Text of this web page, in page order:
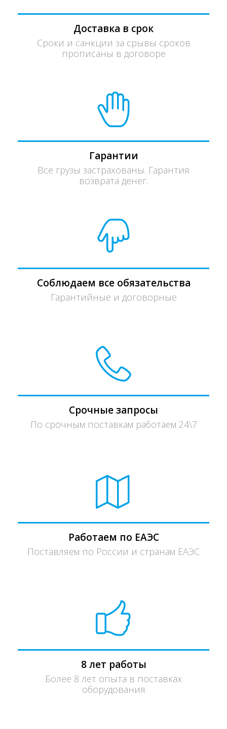
Доставка в срок
Сроки и санкции за срывы сроков
прописаны в договоре
Гарантии
Все грузы застрахованы. Гарантия
возврата денег.
Соблюдаем все обязательства
Гарантийные и договорные
Срочные запросы
По срочным поставкам работаем 24\7
Работаем по ЕАЭС
Поставляем по России и странам ЕАЭС
8 лет работы
Более 8 лет опыта в поставках
оборудования